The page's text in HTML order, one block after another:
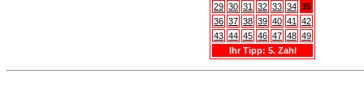
29 30 31 32 33 34 35
36 37 38 39 40 41
42
43 44 45 46 47 48 49
Ihr Tipp: 5. Zahl